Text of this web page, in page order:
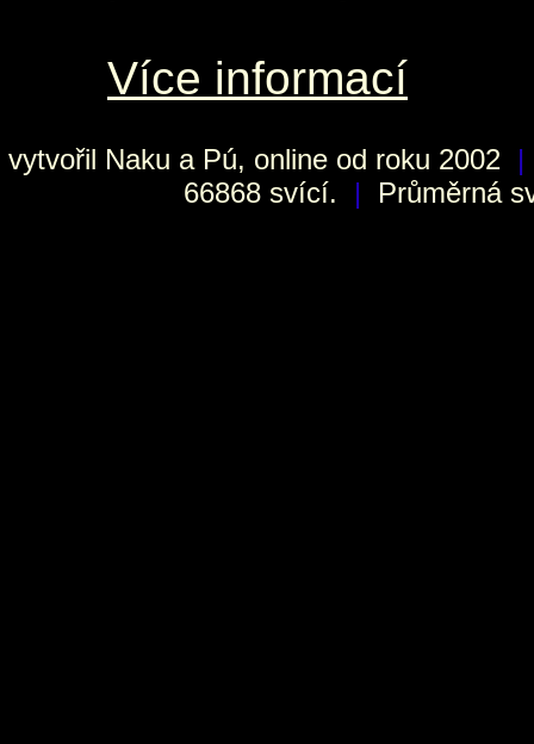
Více informací
vytvořil Naku a Pú, online od roku 2002 |
66868 svící.
| Průměrná